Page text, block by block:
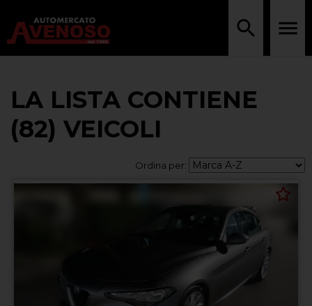
LA LISTA CONTIENE
(82) VEICOLI
Ordina per: